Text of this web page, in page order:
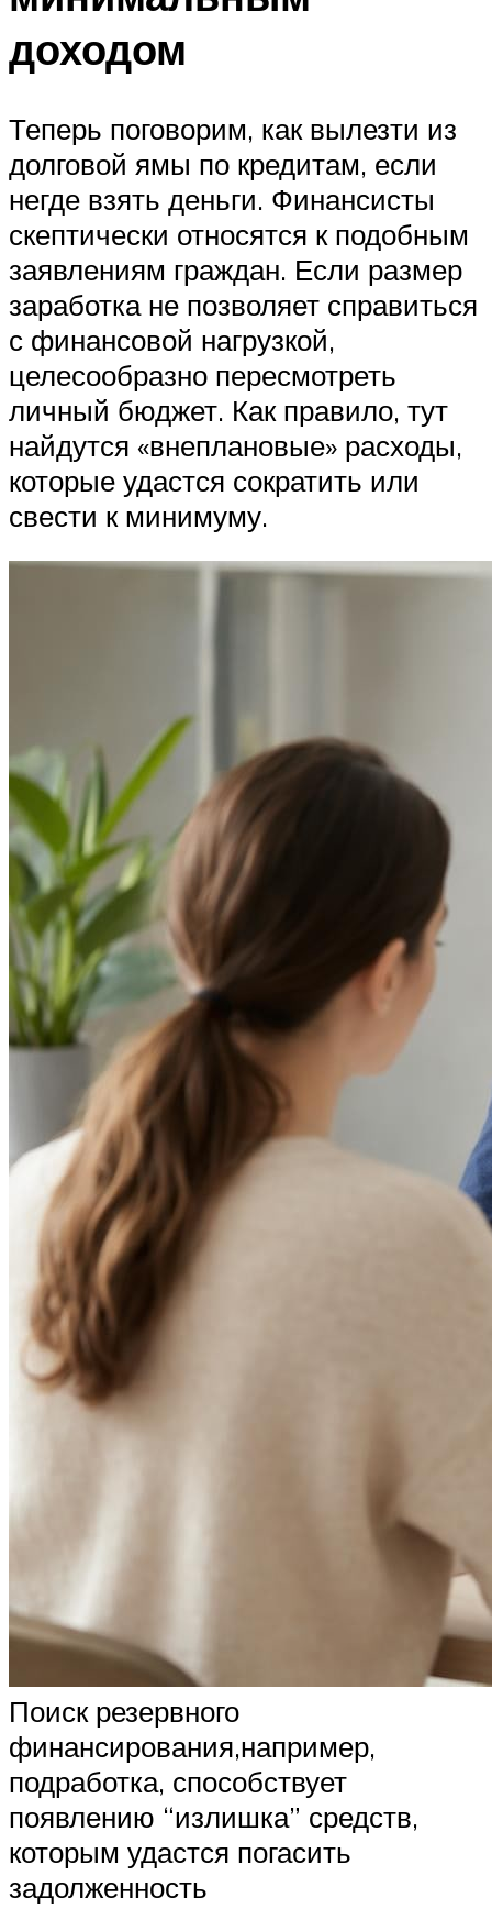
доходом
Теперь поговорим, как вылезти из
долговой ямы по кредитам, если
негде взять деньги. Финансисты
скептически относятся к подобным
заявлениям граждан. Если размер
заработка не позволяет справиться
с финансовой нагрузкой,
целесообразно пересмотреть
личный бюджет. Как правило, тут
найдутся «внеплановые» расходы,
которые удастся сократить или
свести к минимуму.
Поиск резервного
финансирования,например,
подработка, способствует
появлению “излишка” средств,
которым удастся погасить
задолженность